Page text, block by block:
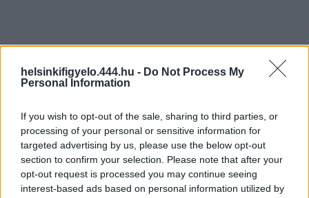
helsinkifigyelo.444.hu - Do Not Process My
Personal Information
If you wish to opt-out of the sale, sharing to third parties, or
processing of your personal or sensitive information for
targeted advertising by us, please use the below opt-out
section to confirm your selection. Please note that after your
opt-out request is processed you may continue seeing
interest-based ads based on personal information utilized by